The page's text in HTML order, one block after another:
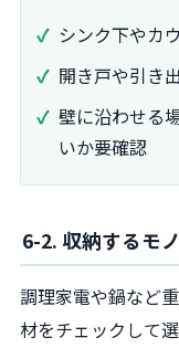
シンク下やカ
開き戸や引き
壁に沿わせる
いか要確認
6-2. 収納するモ
調理家電や鍋など
材をチェックして